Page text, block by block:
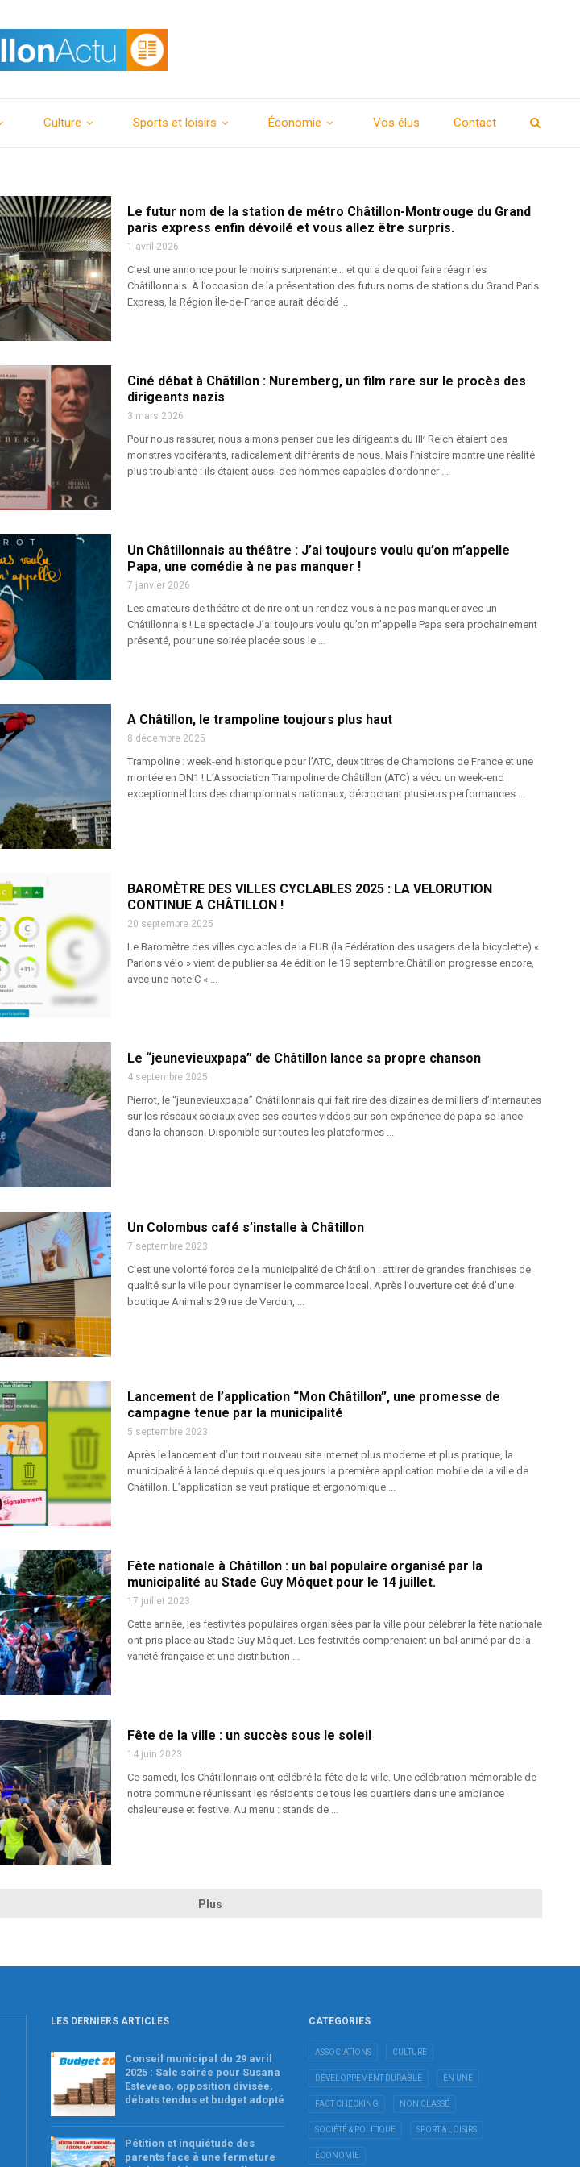
Culture Sports et loisirs Économie Vos élus Contact
Le futur nom de la station de métro Châtillon-Montrouge du Grand
paris express enfin dévoilé et vous allez être surpris.
1 avril 2026
C’est une annonce pour le moins surprenante… et qui a de quoi faire réagir les
Châtillonnais. À l’occasion de la présentation des futurs noms de stations du Grand Paris
Express, la Région Île-de-France aurait décidé ...
Ciné débat à Châtillon : Nuremberg, un film rare sur le procès des
dirigeants nazis
3 mars 2026
Pour nous rassurer, nous aimons penser que les dirigeants du IIIᵉ Reich étaient des
monstres vociférants, radicalement différents de nous. Mais l’histoire montre une réalité
plus troublante : ils étaient aussi des hommes capables d’ordonner ...
Un Châtillonnais au théâtre : J’ai toujours voulu qu’on m’appelle
Papa, une comédie à ne pas manquer !
7 janvier 2026
Les amateurs de théâtre et de rire ont un rendez-vous à ne pas manquer avec un
Châtillonnais ! Le spectacle J’ai toujours voulu qu’on m’appelle Papa sera prochainement
présenté, pour une soirée placée sous le ...
A Châtillon, le trampoline toujours plus haut
8 décembre 2025
Trampoline : week-end historique pour l’ATC, deux titres de Champions de France et une
montée en DN1 ! L’Association Trampoline de Châtillon (ATC) a vécu un week-end
exceptionnel lors des championnats nationaux, décrochant plusieurs performances ...
BAROMÈTRE DES VILLES CYCLABLES 2025 : LA VELORUTION
CONTINUE A CHÂTILLON !
20 septembre 2025
Le Baromètre des villes cyclables de la FUB (la Fédération des usagers de la bicyclette) «
Parlons vélo » vient de publier sa 4e édition le 19 septembre.Châtillon progresse encore,
avec une note C « ...
Le “jeunevieuxpapa” de Châtillon lance sa propre chanson
4 septembre 2025
Pierrot, le “jeunevieuxpapa” Châtillonnais qui fait rire des dizaines de milliers d’internautes
sur les réseaux sociaux avec ses courtes vidéos sur son expérience de papa se lance
dans la chanson. Disponible sur toutes les plateformes ...
Un Colombus café s’installe à Châtillon
7 septembre 2023
C’est une volonté force de la municipalité de Châtillon : attirer de grandes franchises de
qualité sur la ville pour dynamiser le commerce local. Après l’ouverture cet été d’une
boutique Animalis 29 rue de Verdun, ...
Lancement de l’application “Mon Châtillon”, une promesse de
campagne tenue par la municipalité
5 septembre 2023
Après le lancement d’un tout nouveau site internet plus moderne et plus pratique, la
municipalité à lancé depuis quelques jours la première application mobile de la ville de
Châtillon. L’application se veut pratique et ergonomique ...
Fête nationale à Châtillon : un bal populaire organisé par la
municipalité au Stade Guy Môquet pour le 14 juillet.
17 juillet 2023
Cette année, les festivités populaires organisées par la ville pour célébrer la fête nationale
ont pris place au Stade Guy Môquet. Les festivités comprenaient un bal animé par de la
variété française et une distribution ...
Fête de la ville : un succès sous le soleil
14 juin 2023
Ce samedi, les Châtillonnais ont célébré la fête de la ville. Une célébration mémorable de
notre commune réunissant les résidents de tous les quartiers dans une ambiance
chaleureuse et festive. Au menu : stands de ...
Plus
LES DERNIERS ARTICLES
Conseil municipal du 29 avril
2025 : Sale soirée pour Susana
Esteveao, opposition divisée,
débats tendus et budget adopté
Pétition et inquiétude des
parents face à une fermeture
CATEGORIES
ASSOCIATIONS CULTURE
DÉVELOPPEMENT DURABLE EN UNE
FACT CHECKING NON CLASSÉ
SOCIÉTÉ & POLITIQUE SPORT & LOISIRS
ÉCONOMIE